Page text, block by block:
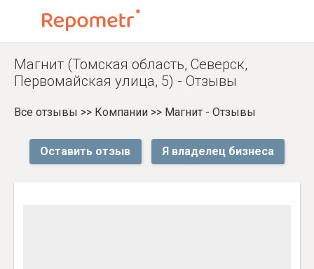
Магнит (Томская область, Северск,
Первомайская улица, 5) - Отзывы
Все отзывы >> Компании >> Магнит - Отзывы
Оставить отзыв Я владелец бизнеса